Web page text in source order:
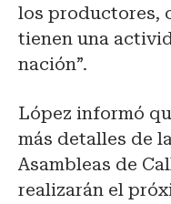
los productores,
tienen una
nación”.
López informó
más detalles de
Asambleas de
realizarán el